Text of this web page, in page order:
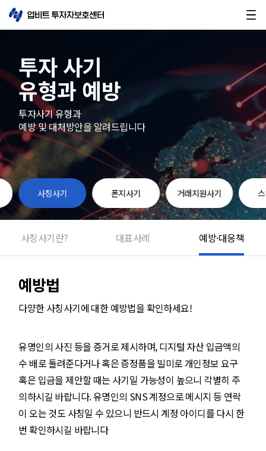
투자 사기
유형과 예방
투자사기 유형과
예방 및 대처방안을 알려드립니다
사칭사기 폰지사기 거래지원사기
사칭사기란? 대표사례 예방·대응책
예방법
다양한 사칭사기에 대한 예방법을 확인하세요!
유명인의 사진 등을 증거로 제시하며, 디지털 자산 입금액의
수 배로 돌려준다거나 혹은 증정품을 빌미로 개인정보 요구
혹은 입금을 제안할 때는 사기일 가능성이 높으니 각별히 주
의하시길 바랍니다. 유명인의 SNS 계정으로 메시지 등 연락
이 오는 것도 사칭일 수 있으니 반드시 계정 아이디를 다시 한
번 확인하시길 바랍니다